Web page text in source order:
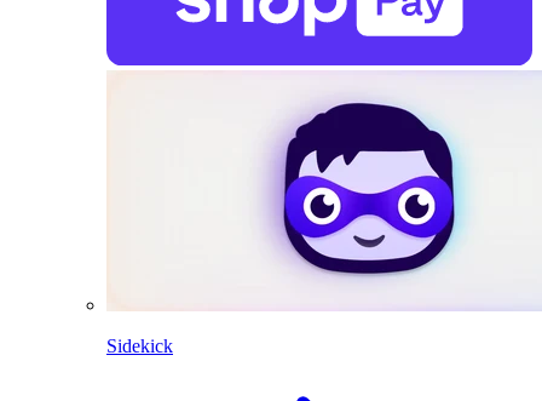
Sidekick